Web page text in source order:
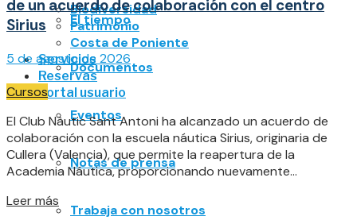
Biodiversidad
Patrimonio
Costa de Poniente
Servicios
Reservas
Portal usuario
El tiempo
Documentos
Eventos
Notas de prensa
Trabaja con nosotros
de un acuerdo de colaboración con el centro
Sirius
5 de agosto de 2026
Cursos
El Club Nàutic Sant Antoni ha alcanzado un acuerdo de
colaboración con la escuela náutica Sirius, originaria de
Cullera (Valencia), que permite la reapertura de la
Academia Náutica, proporcionando nuevamente...
Leer más